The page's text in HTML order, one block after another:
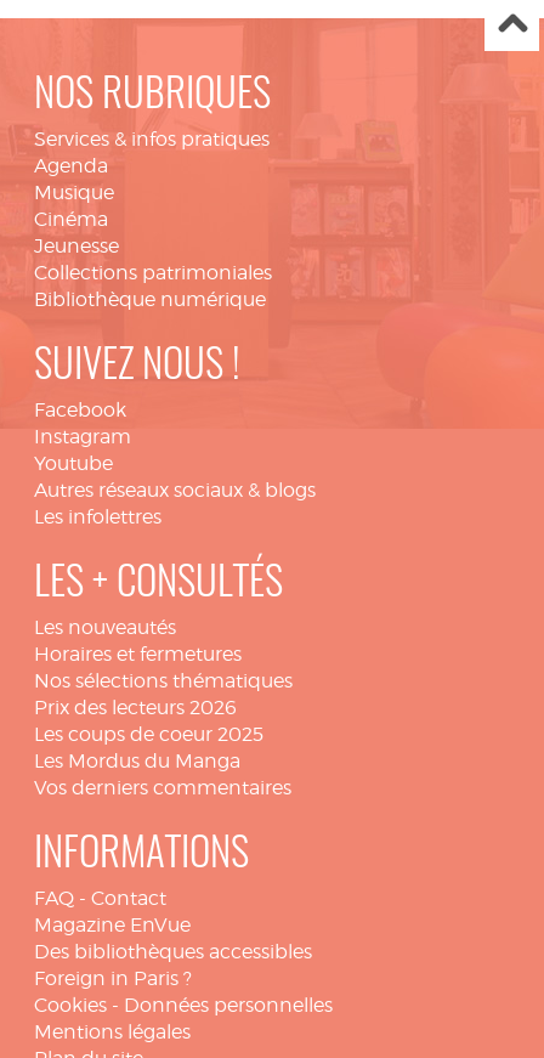
NOS RUBRIQUES
Services & infos pratiques
Agenda
Musique
Cinéma
Jeunesse
Collections patrimoniales
Bibliothèque numérique
SUIVEZ NOUS !
Facebook
Instagram
Youtube
Autres réseaux sociaux & blogs
Les infolettres
LES + CONSULTÉS
Les nouveautés
Horaires et fermetures
Nos sélections thématiques
Prix des lecteurs 2026
Les coups de coeur 2025
Les Mordus du Manga
Vos derniers commentaires
INFORMATIONS
FAQ - Contact
Magazine EnVue
Des bibliothèques accessibles
Foreign in Paris ?
Cookies - Données personnelles
Mentions légales